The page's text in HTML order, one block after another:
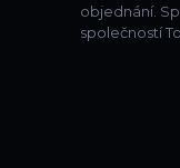
objednání.
společností